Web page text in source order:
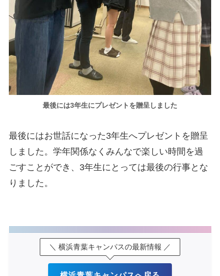
最後には3年生にプレゼントを贈呈しました
最後にはお世話になった3年生へプレゼントを贈呈
しました。学年関係なくみんなで楽しい時間を過
ごすことができ、3年生にとっては最後の行事とな
りました。
＼ 横浜青葉キャンパスの最新情報 ／